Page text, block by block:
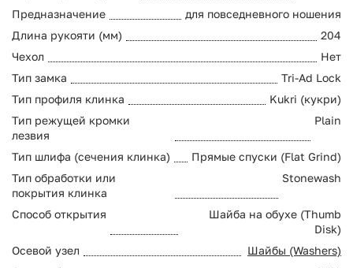
Предназначение
для повседневного ношения
Длина рукояти (мм)
204
Чехол
Нет
Тип замка
Tri-Ad Lock
Тип профиля клинка
Kukri (кукри)
Тип режущей кромки
лезвия
Plain
Тип шлифа (сечения клинка)
Прямые спуски (Flat Grind)
Тип обработки или
покрытия клинка
Stonewash
Способ открытия
Шайба на обухе (Thumb
Disk)
Осевой узел
Шайбы (Washers)